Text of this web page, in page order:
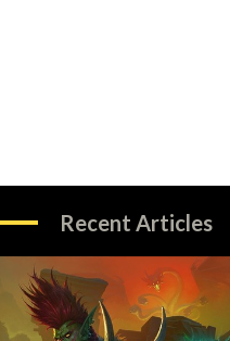
Recent Articles